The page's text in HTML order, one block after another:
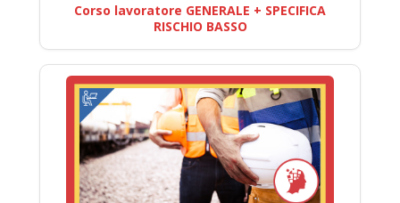
Corso lavoratore GENERALE + SPECIFICA
RISCHIO BASSO